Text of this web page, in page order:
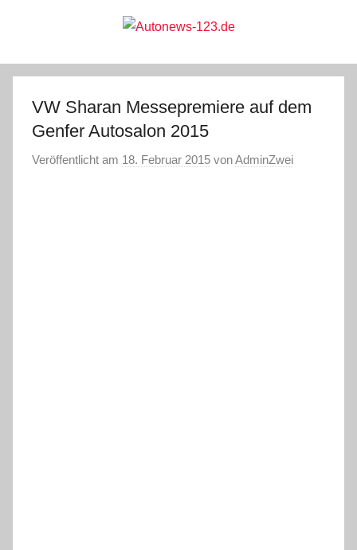
Autonews-
123.de
VW Sharan Messepremiere auf dem
Genfer Autosalon 2015
Veröffentlicht am 18. Februar 2015 vonAdminZwei